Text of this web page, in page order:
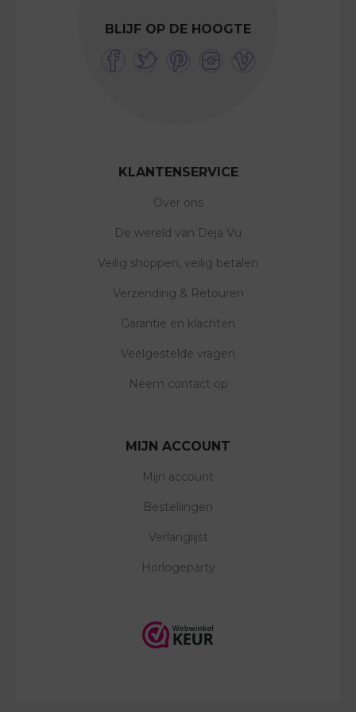
BLIJF OP DE HOOGTE
KLANTENSERVICE
Over ons
De wereld van Deja Vu
Veilig shoppen, veilig betalen
Verzending & Retouren
Garantie en klachten
Veelgestelde vragen
Neem contact op
MIJN ACCOUNT
Mijn account
Bestellingen
Verlanglijst
Horlogeparty